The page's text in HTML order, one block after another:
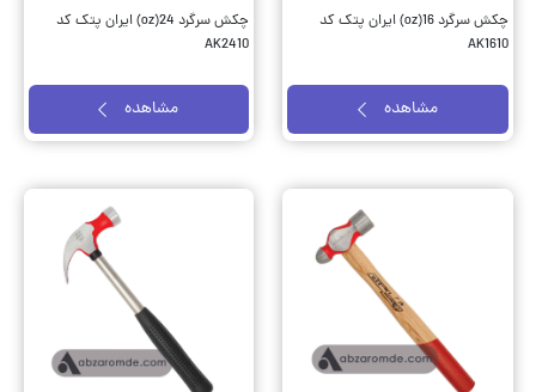
چکش سرگرد 16(oz) ایران پتک کد
AK1610
مشاهده
چکش سرگرد 24(oz) ایران پتک کد
AK2410
مشاهده